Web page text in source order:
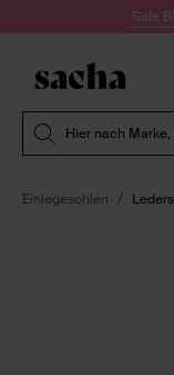
Zum Inhalt springen
Sale
Hier nach
Einlegesohlen